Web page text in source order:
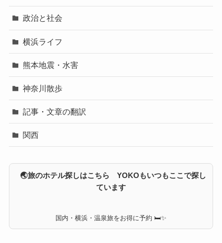
政治と社会
横浜ライフ
熊本地震・水害
神奈川散歩
記事・文章の翻訳
関西
🌏旅のホテル探しはこちら YOKOもいつもここで探し
ています